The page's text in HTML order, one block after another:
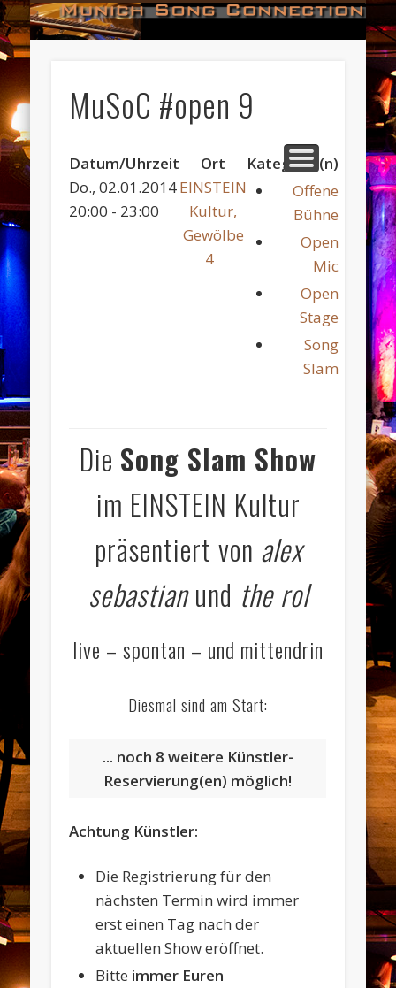
#NEWS
#OPEN
#DATES
#HALL_OF_FAME
#TEAM
#CONTACT
#LOGIN
#IMPRESSUM
MuSoC #open 9
Datum/Uhrzeit
Do., 02.01.2014
20:00 - 23:00
Ort
EINSTEIN
Kultur,
Gewölbe
4
Kategorie(n)
Offene
Bühne
Open
Mic
Open
Stage
Song
Slam
Die Song Slam Show
im EINSTEIN Kultur
präsentiert von alex
sebastianund the rol
live – spontan – und mittendrin
Diesmal sind am Start:
... noch 8 weitere Künstler-
Reservierung(en) möglich!
Achtung Künstler:
Die Registrierung für den
nächsten Termin wird immer
erst einen Tag nach der
aktuellen Show eröffnet.
Bitte immer Euren